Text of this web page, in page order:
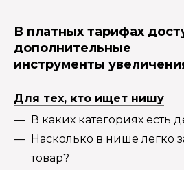
В платных тарифах
дополнительные
инструменты
Для тех, кто ищет нишу
В каких категориях есть
Насколько в нише легко
товар?